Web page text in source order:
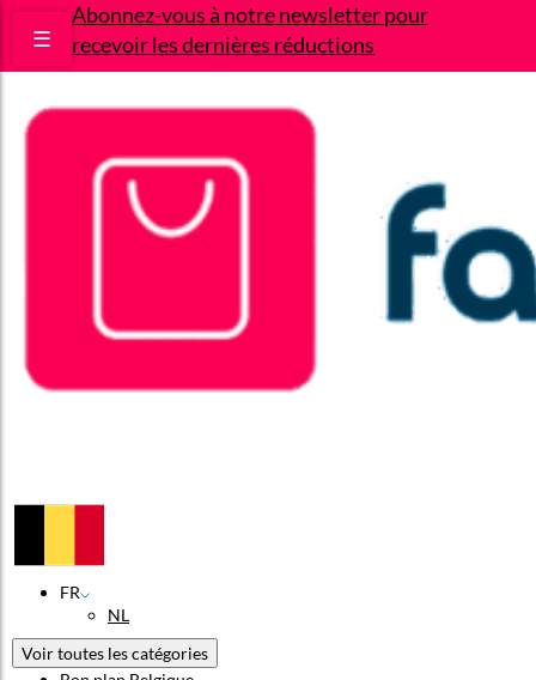
Abonnez-vous à notre newsletter pour
recevoir les dernières réductions
☰
FR
NL
Voir toutes les catégories